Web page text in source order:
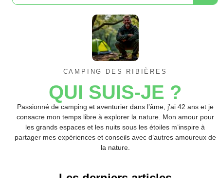
CAMPING DES RIBIÈRES
QUI SUIS-JE ?
Passionné de camping et aventurier dans l’âme, j’ai 42 ans et je
consacre mon temps libre à explorer la nature. Mon amour pour
les grands espaces et les nuits sous les étoiles m’inspire à
partager mes expériences et conseils avec d’autres amoureux de
la nature.